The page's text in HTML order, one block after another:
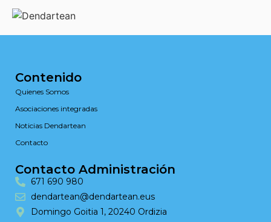
Contenido
Quienes Somos
Asociaciones integradas
Noticias Dendartean
Contacto
Contacto Administración
671 690 980
dendartean@dendartean.eus
Domingo Goitia 1, 20240 Ordizia